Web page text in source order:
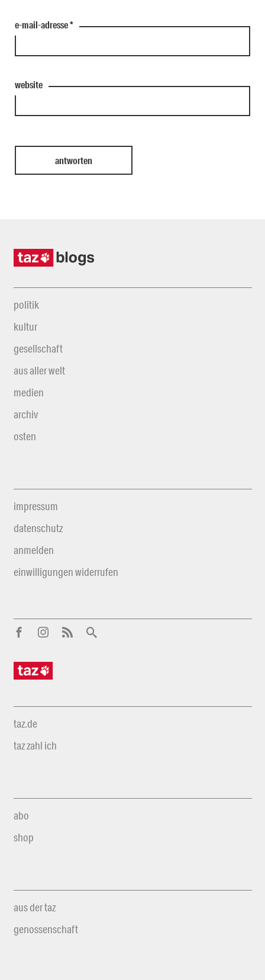
e-mail-adresse*
website
politik
kultur
gesellschaft
aus aller welt
medien
archiv
osten
impressum
datenschutz
anmelden
einwilligungen widerrufen
taz.de
taz zahl ich
abo
shop
aus der taz
genossenschaft